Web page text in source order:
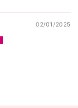
02/01/2025